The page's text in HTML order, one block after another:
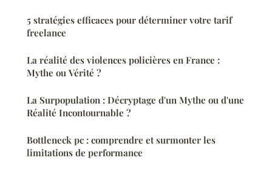
5 stratégies efficaces pour déterminer votre tarif
freelance
La réalité des violences policières en France :
Mythe ou Vérité ?
La Surpopulation : Décryptage d'un Mythe ou d'une
Réalité Incontournable ?
Bottleneck pc : comprendre et surmonter les
limitations de performance